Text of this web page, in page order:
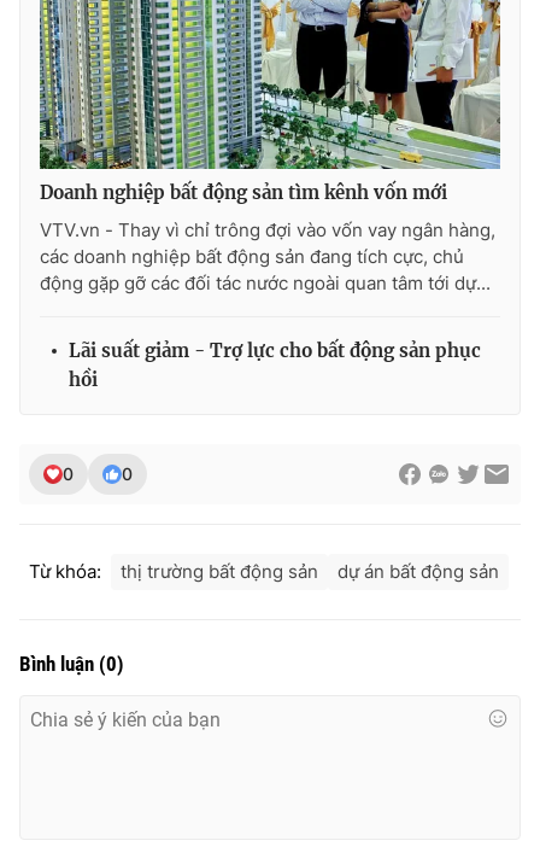
Doanh nghiệp bất động sản tìm kênh vốn mới
VTV.vn - Thay vì chỉ trông đợi vào vốn vay ngân hàng,
các doanh nghiệp bất động sản đang tích cực, chủ
động gặp gỡ các đối tác nước ngoài quan tâm tới dự...
Lãi suất giảm - Trợ lực cho bất động sản phục
hồi
0 0
Từ khóa: thị trường bất động sản dự án bất động sản
Bình luận (0)